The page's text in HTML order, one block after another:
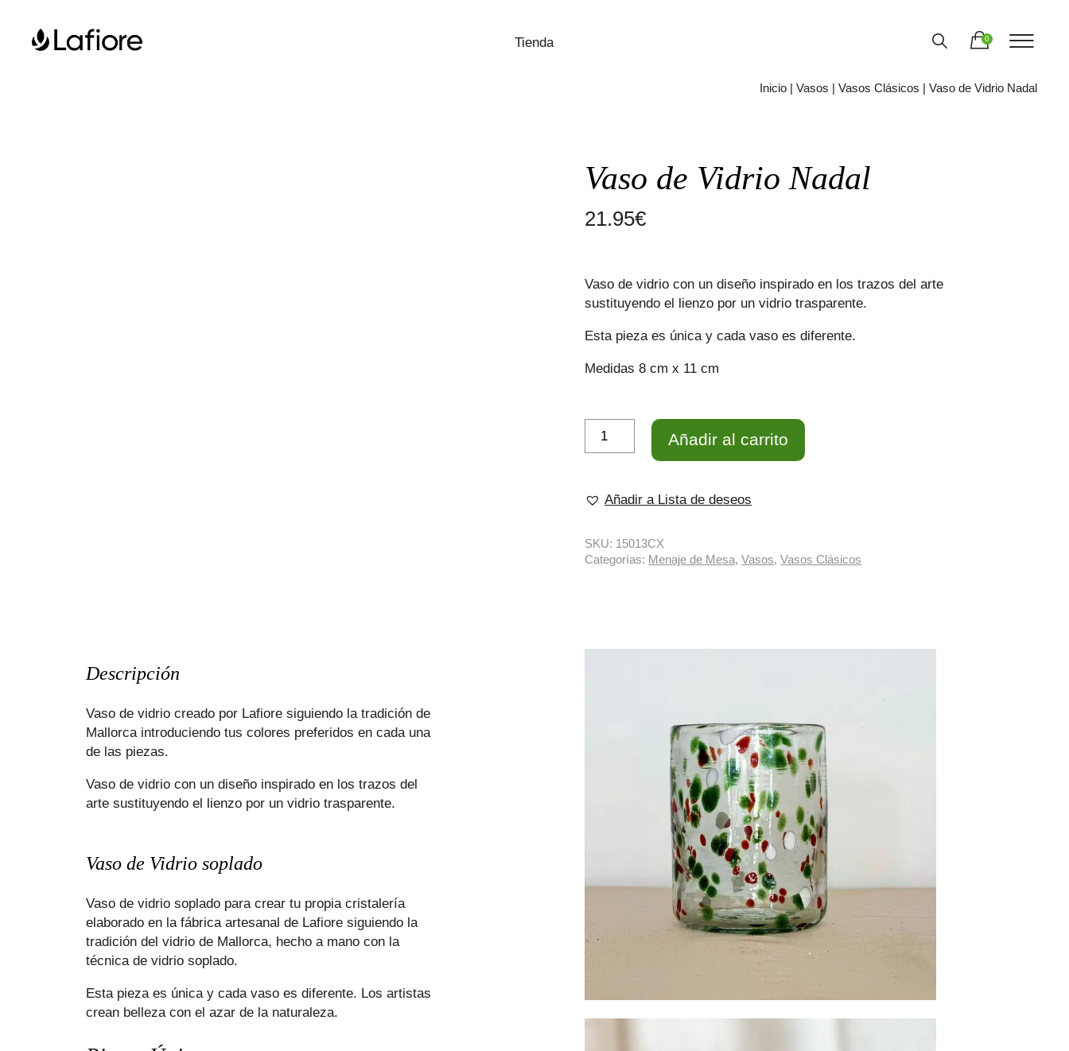
Tienda 0
Inicio| Vasos Vasos Clásicos | Vaso de Vidrio Nadal
Vaso de Vidrio Nadal
21.95€
Vaso de vidrio con un diseño inspirado en los trazos del arte
sustituyendo el lienzo por un vidrio trasparente.
Esta pieza es única y cada vaso es diferente.
Medidas 8 cm x 11 cm
Vidrio
Añadir al carrito
Añadir a Lista de deseos
SKU: 15013CX
Categorías: Menaje de Mesa,Vasos,Vasos Clásicos
Descripción
Vaso de vidrio creado por Lafiore siguiendo la tradición de
Mallorca introduciendo tus colores preferidos en cada una
de las piezas.
Vaso de vidrio con un diseño inspirado en los trazos del
arte sustituyendo el lienzo por un vidrio trasparente.
Vaso de Vidrio soplado
Vaso de vidrio soplado para crear tu propia cristalería
elaborado en la fábrica artesanal de Lafiore siguiendo la
tradición del vidrio de Mallorca, hecho a mano con la
técnica de vidrio soplado.
Esta pieza es única y cada vaso es diferente. Los artistas
crean belleza con el azar de la naturaleza.